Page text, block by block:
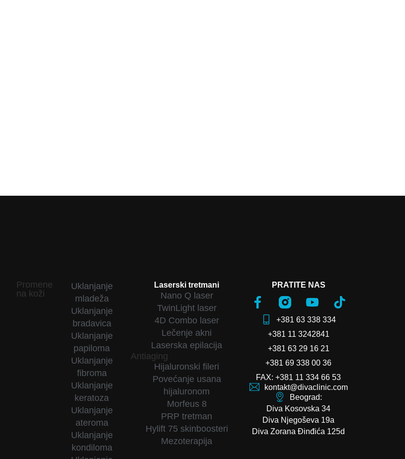
Promene
na koži
Uklanjanje
mladeža
Uklanjanje
bradavica
Uklanjanje
papiloma
Uklanjanje
fibroma
Uklanjanje
keratoza
Uklanjanje
ateroma
Uklanjanje
kondiloma
Laserski tretmani
Nano Q laser
TwinLight laser
4D Combo laser
Lečenje akni
Laserska epilacija
Antiaging
Hijaluronski fileri
Povećanje usana
hijaluronom
Morfeus 8
PRP tretman
Hylift 75 skinboosteri
Mezoterapija
PRATITE NAS
+381 63 338 334
+381 11 3242841
+381 63 29 16 21
+381 69 338 00 36
FAX: +381 11 334 66 53
kontakt@divaclinic.com
Beograd:
Diva Kosovska 34
Diva Njegoševa 19a
Diva Zorana Đinđića 125d